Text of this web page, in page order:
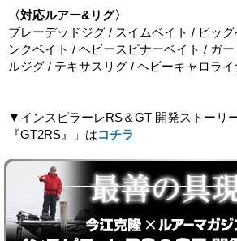
〈対応ルアー&リグ〉
ブレーデッドジグ / スイムベイト / ビッ
ンクベイト / ヘビースピナーベイト / ガ
ルジグ / テキサスリグ / ヘビーキャロラ
▼インスピラーレRS＆GT 開発ストーリ
『GT2RS』」はコチラ